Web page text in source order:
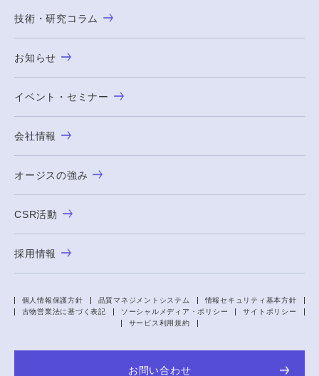
技術・研究コラム
お知らせ
イベント・セミナー
会社情報
オージスの強み
CSR活動
採用情報
個人情報保護方針 品質マネジメントシステム
情報セキュリティ基本方針
古物営業法に基づく表記
ソーシャルメディア・ポリシー
サイトポリシー
サービス利用規約
お問い合わせ